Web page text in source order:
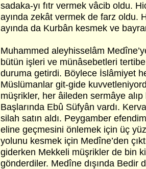
sadaka-yı fıtr vermek vâcib oldu.
ayında zekât vermek de farz oldu.
ayında da Kurbân kesmek ve
Muhammed aleyhisselâm
bütün işleri ve münâsebetleri
duruma getirdi. Böylece İslâmiyet
Müslümanlar git-gide
müşrikler, her âileden sermâye alıp
Başlarında Ebû Süfyân vardı.
silah satın aldı. Peygamber
eline geçmesini önlemek için üç
yolunu kesmek için Medîne’den
giderken Mekkeli müşrikler de bin
gönderdiler. Medîne dışında Bedir